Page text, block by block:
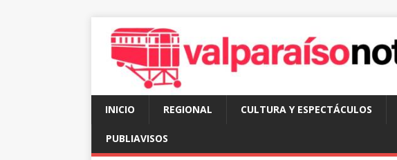
INICIO REGIONAL CULTURA Y ESPECTÁCULOS
PUBLIAVISOS